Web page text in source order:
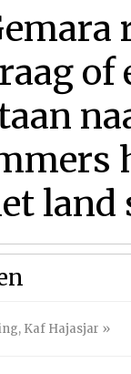
of
land
, Kaf Hajasjar »